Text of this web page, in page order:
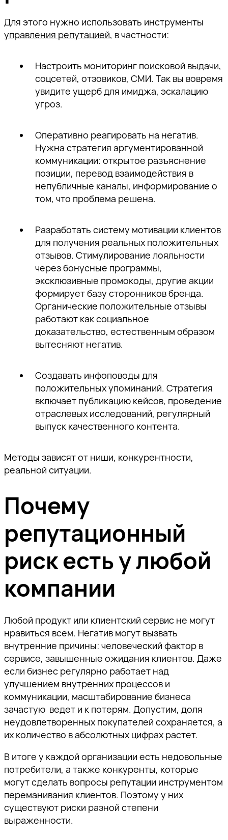
Для этого нужно использовать инструменты
управления репутацией, в частности:
Настроить мониторинг поисковой выдачи,
соцсетей, отзовиков, СМИ. Так вы вовремя
увидите ущерб для имиджа, эскалацию
угроз.
Оперативно реагировать на негатив.
Нужна стратегия аргументированной
коммуникации: открытое разъяснение
позиции, перевод взаимодействия в
непубличные каналы, информирование о
том, что проблема решена.
Разработать систему мотивации клиентов
для получения реальных положительных
отзывов. Стимулирование лояльности
через бонусные программы,
эксклюзивные промокоды, другие акции
формирует базу сторонников бренда.
Органические положительные отзывы
работают как социальное
доказательство, естественным образом
вытесняют негатив.
Создавать инфоповоды для
положительных упоминаний. Стратегия
включает публикацию кейсов, проведение
отраслевых исследований, регулярный
выпуск качественного контента.
Методы зависят от ниши, конкурентности,
реальной ситуации.
Почему
репутационный
риск есть у любой
компании
Любой продукт или клиентский сервис не могут
нравиться всем. Негатив могут вызвать
внутренние причины: человеческий фактор в
сервисе, завышенные ожидания клиентов. Даже
если бизнес регулярно работает над
улучшением внутренних процессов и
коммуникации, масштабирование бизнеса
зачастую ведет и к потерям. Допустим, доля
неудовлетворенных покупателей сохраняется, а
их количество в абсолютных цифрах растет.
В итоге у каждой организации есть недовольные
потребители, а также конкуренты, которые
могут сделать вопросы репутации инструментом
переманивания клиентов. Поэтому у них
существуют риски разной степени
выраженности.
адрес электронной почты,
перейдя по ссылке внутри
адрес электронной почты,
перейдя по ссылке внутри
тематические мероприятия.
адрес электронной почты,
перейдя по ссылке внутри